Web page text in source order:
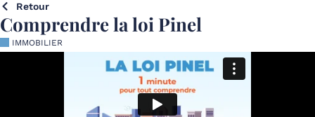
Retour
Comprendre la loi Pinel
IMMOBILIER